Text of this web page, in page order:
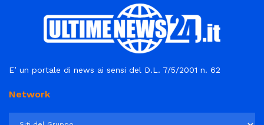
E’ un portale di news ai sensi del D.L. 7/5/2001 n. 62
Network